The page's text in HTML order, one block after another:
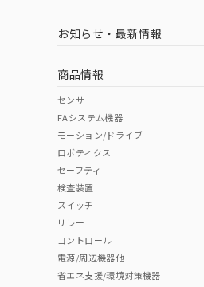
検出領域
（イギリス
（ノルウェー
お知らせ・最新情報
商品情報
センサ
FAシステム機器
モーション/ドライブ
ロボティクス
セーフティ
検査装置
スイッチ
リレー
コントロール
電源/周辺機器他
省エネ支援/環境対策機器